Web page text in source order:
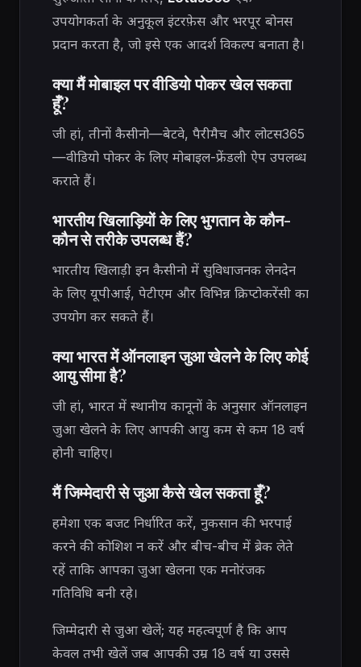
उपयोगकर्ता के अनुकूल इंटरफ़ेस और भरपूर बोनस
प्रदान करता है, जो इसे एक आदर्श विकल्प बनाता है।
क्या मैं मोबाइल पर वीडियो पोकर खेल सकता
हूँ?
जी हां, तीनों कैसीनो—बेटवे, पैरीमैच और लोटस365
—वीडियो पोकर के लिए मोबाइल-फ्रेंडली ऐप उपलब्ध
कराते हैं।
भारतीय खिलाड़ियों के लिए भुगतान के कौन-
कौन से तरीके उपलब्ध हैं?
भारतीय खिलाड़ी इन कैसीनो में सुविधाजनक लेनदेन
के लिए यूपीआई, पेटीएम और विभिन्न क्रिप्टोकरेंसी का
उपयोग कर सकते हैं।
क्या भारत में ऑनलाइन जुआ खेलने के लिए कोई
आयु सीमा है?
जी हां, भारत में स्थानीय कानूनों के अनुसार ऑनलाइन
जुआ खेलने के लिए आपकी आयु कम से कम 18 वर्ष
होनी चाहिए।
मैं जिम्मेदारी से जुआ कैसे खेल सकता हूँ?
हमेशा एक बजट निर्धारित करें, नुकसान की भरपाई
करने की कोशिश न करें और बीच-बीच में ब्रेक लेते
रहें ताकि आपका जुआ खेलना एक मनोरंजक
गतिविधि बनी रहे।
जिम्मेदारी से जुआ खेलें; यह महत्वपूर्ण है कि आप
केवल तभी खेलें जब आपकी उम्र 18 वर्ष या उससे